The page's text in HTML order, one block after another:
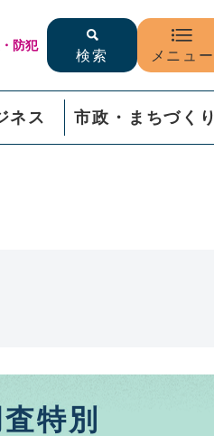
防犯
検索 メニュー
ネス 市政・まちづくり
特別